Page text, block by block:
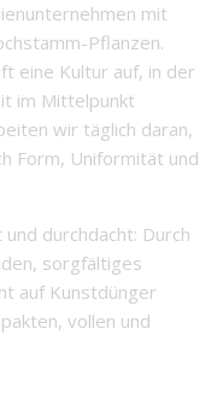
mit
Pflanzen.
eine Kultur auf, in der
im Mittelpunkt
wir täglich daran,
Form, Uniformität und
durchdacht: Durch
sorgfältiges
auf Kunstdünger
vollen und